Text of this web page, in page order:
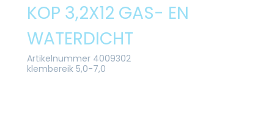
KOP 3,2X12 GAS- EN
WATERDICHT
Artikelnummer 4009302
klembereik 5,0-7,0